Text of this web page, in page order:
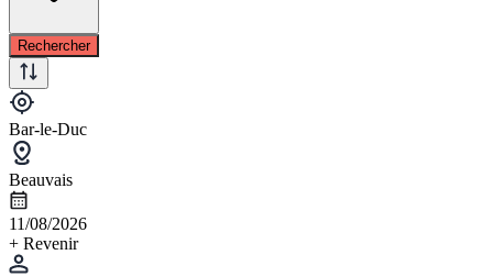
Rechercher
Bar-le-Duc
Beauvais
11/08/2026
+ Revenir